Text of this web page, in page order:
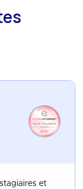
HAPPYTRAINEES
FRANCE
AUG 2021
et